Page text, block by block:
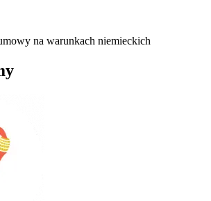
na warunkach niemieckich